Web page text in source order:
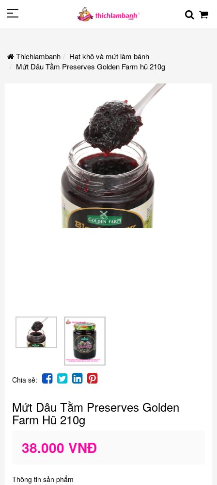
Thichlambanh
Hạt khô và mứt làm bánh
Mứt Dâu Tằm Preserves Golden Farm hũ 210g
Chia sẻ:
Mứt Dâu Tằm Preserves Golden
Farm Hũ 210g
38.000 VNĐ
Thông tin sản phẩm